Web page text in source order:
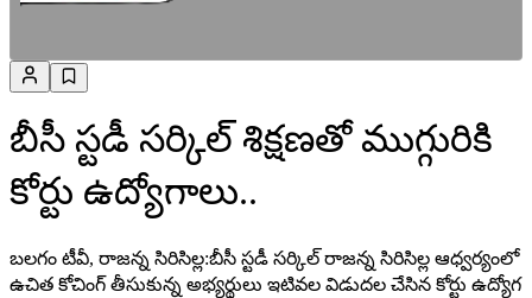
బీసీ స్టడీ సర్కిల్ శిక్షణతో ముగ్గురికి
కోర్టు ఉద్యోగాలు..
బలగం టీవీ, రాజన్న సిరిసిల్ల:బీసీ స్టడీ సర్కిల్ రాజన్న సిరిసిల్ల ఆధ్వర్యంలో
ఉచిత కోచింగ్ తీసుకున్న అభ్యర్థులు ఇటివల విడుదల చేసిన కోర్టు ఉద్యోగ